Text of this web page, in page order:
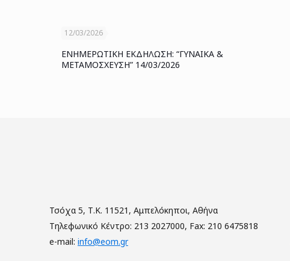
12/03/2026
ΕΝΗΜΕΡΩΤΙΚΗ ΕΚΔΗΛΩΣΗ: “ΓΥΝΑΙΚΑ &
ΜΕΤΑΜΟΣΧΕΥΣΗ” 14/03/2026
Τσόχα 5, Τ.Κ. 11521, Αμπελόκηποι, Αθήνα
Τηλεφωνικό Κέντρο: 213 2027000, Fax: 210 6475818
e-mail: info@eom.gr